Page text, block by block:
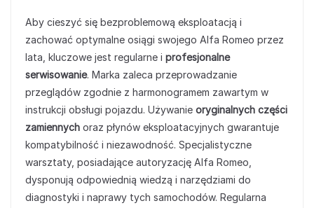
Aby cieszyć się bezproblemową eksploatacją i
zachować optymalne osiągi swojego Alfa Romeo przez
lata, kluczowe jest regularne i profesjonalne
serwisowanie. Marka zaleca przeprowadzanie
przeglądów zgodnie z harmonogramem zawartym w
instrukcji obsługi pojazdu. Używanie oryginalnych części
zamiennych oraz płynów eksploatacyjnych gwarantuje
kompatybilność i niezawodność. Specjalistyczne
warsztaty, posiadające autoryzację Alfa Romeo,
dysponują odpowiednią wiedzą i narzędziami do
diagnostyki i naprawy tych samochodów. Regularna